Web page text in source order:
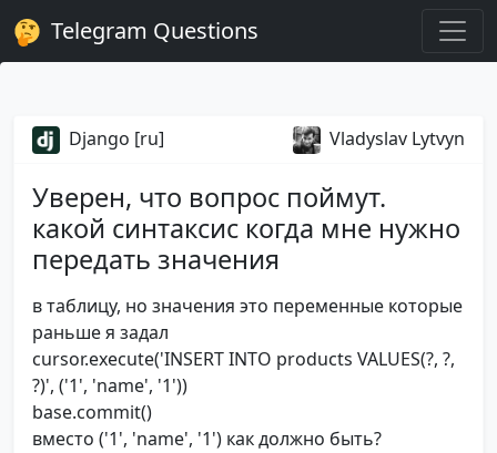
Telegram Questions
Django [ru] Vladyslav Lytvyn
Уверен, что вопрос поймут.
какой синтаксис когда мне нужно
передать значения
в таблицу, но значения это переменные которые
раньше я задал
cursor.execute('INSERT INTO products VALUES(?, ?,
?)', ('1', 'name', '1'))
base.commit()
вместо ('1', 'name', '1') как должно быть?